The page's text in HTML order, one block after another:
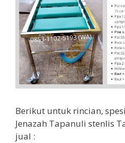
Berikut untuk rincian,
Jenazah Tapanuli stenlis
jual :